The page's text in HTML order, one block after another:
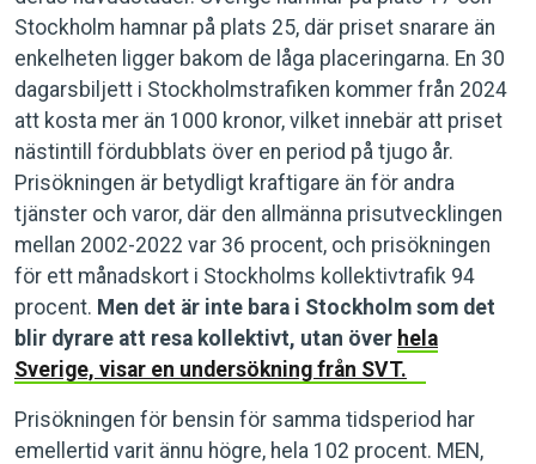
Stockholm hamnar på plats 25, där priset snarare än
enkelheten ligger bakom de låga placeringarna. En 30
dagarsbiljett i Stockholmstrafiken kommer från 2024
att kosta mer än 1000 kronor, vilket innebär att priset
nästintill fördubblats över en period på tjugo år.
Prisökningen är betydligt kraftigare än för andra
tjänster och varor, där den allmänna prisutvecklingen
mellan 2002-2022 var 36 procent, och prisökningen
för ett månadskort i Stockholms kollektivtrafik 94
procent. Men det är inte bara i Stockholm som det
blir dyrare att resa kollektivt, utan över hela
Sverige, visar en undersökning från SVT.
Prisökningen för bensin för samma tidsperiod har
emellertid varit ännu högre, hela 102 procent. MEN,